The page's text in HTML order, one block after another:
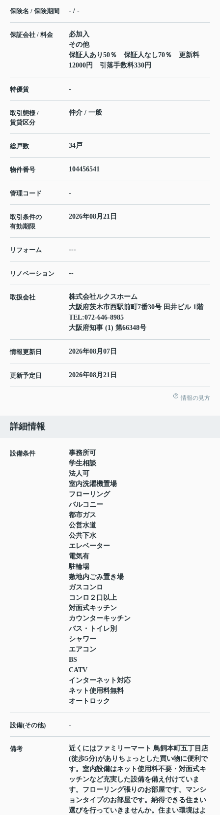
保険名 / 保険期間 - / -
保証会社 / 料金
必加入
その他
保証人あり50％ 保証人なし70％ 更新料
12000円 引落手数料330円
特優賃 -
取引態様 /
賃貸区分
仲介 / 一般
総戸数 34戸
物件番号 104456541
管理コード -
取引条件の
有効期限
2026年08月21日
リフォーム ---
リノベーション --
取扱会社
株式会社ルクスホーム
大阪府茨木市西駅前町7番30号 田井ビル 1階
TEL:072-646-8985
大阪府知事 (1) 第66348号
情報更新日 2026年08月07日
更新予定日 2026年08月21日
情報の見方
詳細情報
設備条件
事務所可
学生相談
法人可
室内洗濯機置場
フローリング
バルコニー
都市ガス
公営水道
公共下水
エレベーター
電気有
駐輪場
敷地内ごみ置き場
ガスコンロ
コンロ２口以上
対面式キッチン
カウンターキッチン
バス・トイレ別
シャワー
エアコン
BS
CATV
インターネット対応
ネット使用料無料
オートロック
設備(その他) -
備考
近くにはファミリーマート 鳥飼本町五丁目店
(徒歩5分)がありちょっとした買い物に便利で
す。室内設備はネット使用料不要・対面式キ
ッチンなど充実した設備を備え付けていま
す。フローリング張りのお部屋です。マンシ
ョンタイプのお部屋です。納得できる住まい
選びを行っていきませんか。住まい環境はよ